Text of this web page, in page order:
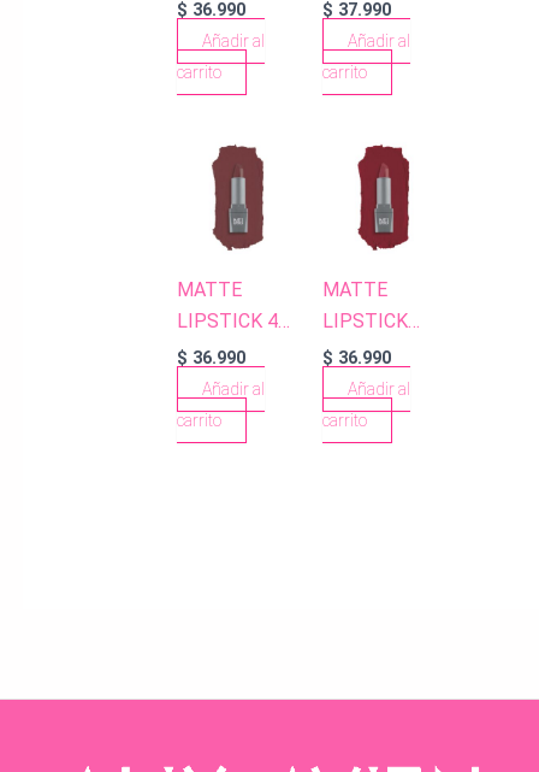
409 ROSE
APRICOT
$ 36.990
Añadir al
carrito
PENCIL 51
PINKY BEIGE
$ 37.990
Añadir al
carrito
MATTE
LIPSTICK 411
SPICY
TERRACOTTA
$ 36.990
Añadir al
carrito
MATTE
LIPSTICK
422 WILD
RED
$ 36.990
Añadir al
carrito